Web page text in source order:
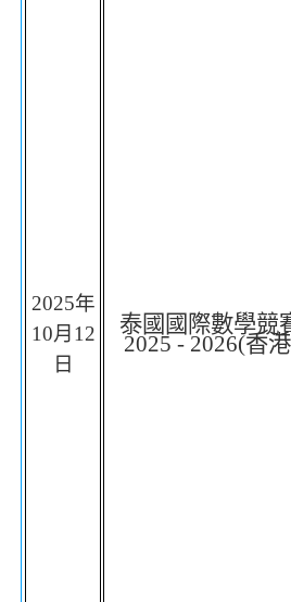
2025年
10月 12
日
泰國國際數學競
2025 - 2026(香